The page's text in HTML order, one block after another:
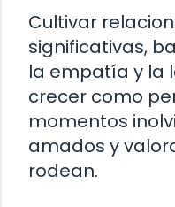
Cultivar
significativas,
la empatía y la
crecer como
momentos
amados y
rodean.